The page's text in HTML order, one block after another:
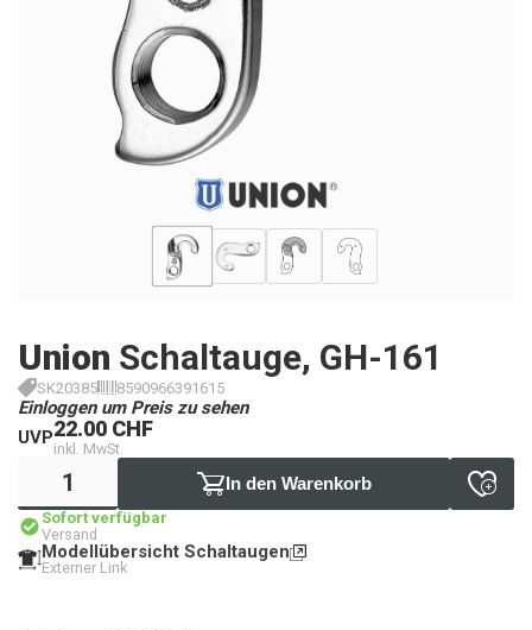
Union Schaltauge, GH-161
SK20385 8590966391615
Einloggen um Preis zu sehen
UVP22.00 CHF
inkl. MwSt.
In den Warenkorb
Sofort verfügbar
Versand
Modellübersicht Schaltaugen
Externer Link